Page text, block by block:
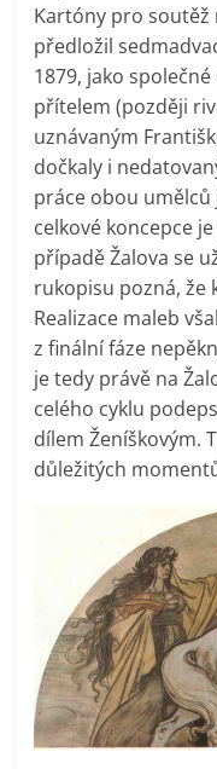
Kartóny pro soutěž
předložil
1879, jako
přítelem (později
uznávaným
dočkaly i
práce obou
celkové koncepce
případě Žalova se
rukopisu pozná, že
Realizace maleb
z finální fáze
je tedy právě na
celého cyklu
dílem Ženíškovým.
důležitých